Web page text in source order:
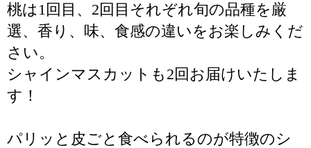
桃は1回目、2回目それぞれ旬の品種を厳
選、香り、味、食感の違いをお楽しみくだ
さい。
シャインマスカットも2回お届けいたしま
す！
パリッと皮ごと食べられるのが特徴のシ